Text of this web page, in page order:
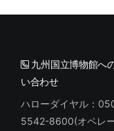
九州国立博物館へ
い合わせ
ハローダイヤル：
5542-8600(オペレ